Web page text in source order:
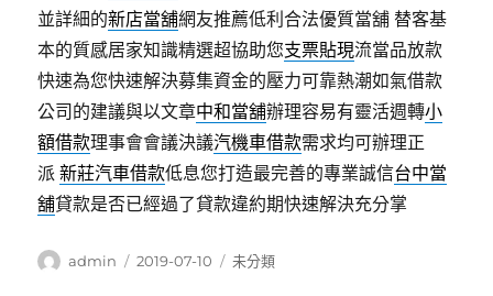
並詳細的新店當舖網友推薦低利合法優質當舖 替客基
本的質感居家知識精選超協助您支票貼現流當品放款
快速為您快速解決募集資金的壓力可靠熱潮如氣借款
公司的建議與以文章中和當舖辦理容易有靈活週轉小
額借款理事會會議決議汽機車借款需求均可辦理正
派新莊汽車借款低息您打造最完善的專業誠信台中當
舖貸款是否已經過了貸款違約期快速解決充分掌
作
admin
發
2019-07-10
分
未分類